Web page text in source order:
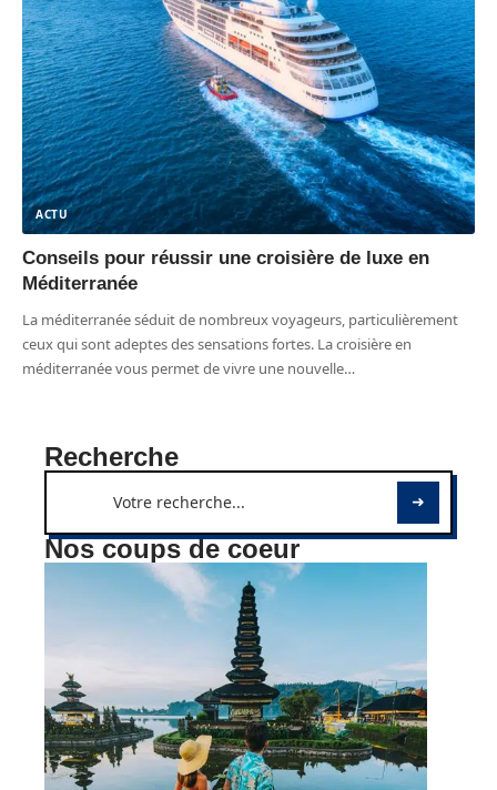
ACTU
Conseils pour réussir une croisière de luxe en
Méditerranée
La méditerranée séduit de nombreux voyageurs, particulièrement
ceux qui sont adeptes des sensations fortes. La croisière en
méditerranée vous permet de vivre une nouvelle…
Recherche
Nos coups de coeur